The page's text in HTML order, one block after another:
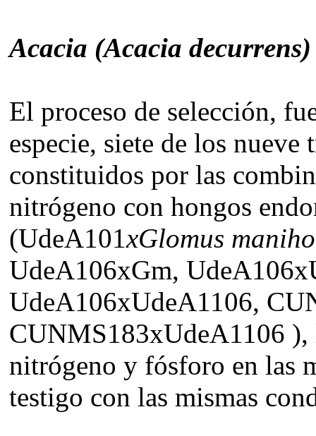
Acacia (Acacia decurrens)
El proceso de selección,
especie, siete de los nueve
constituidos por las
nitrógeno con hongos
(UdeA101xGlomus
UdeA106xGm,
UdeA106xUdeA1106,
CUNMS183xUdeA1106
nitrógeno y fósforo en las
testigo con las mismas